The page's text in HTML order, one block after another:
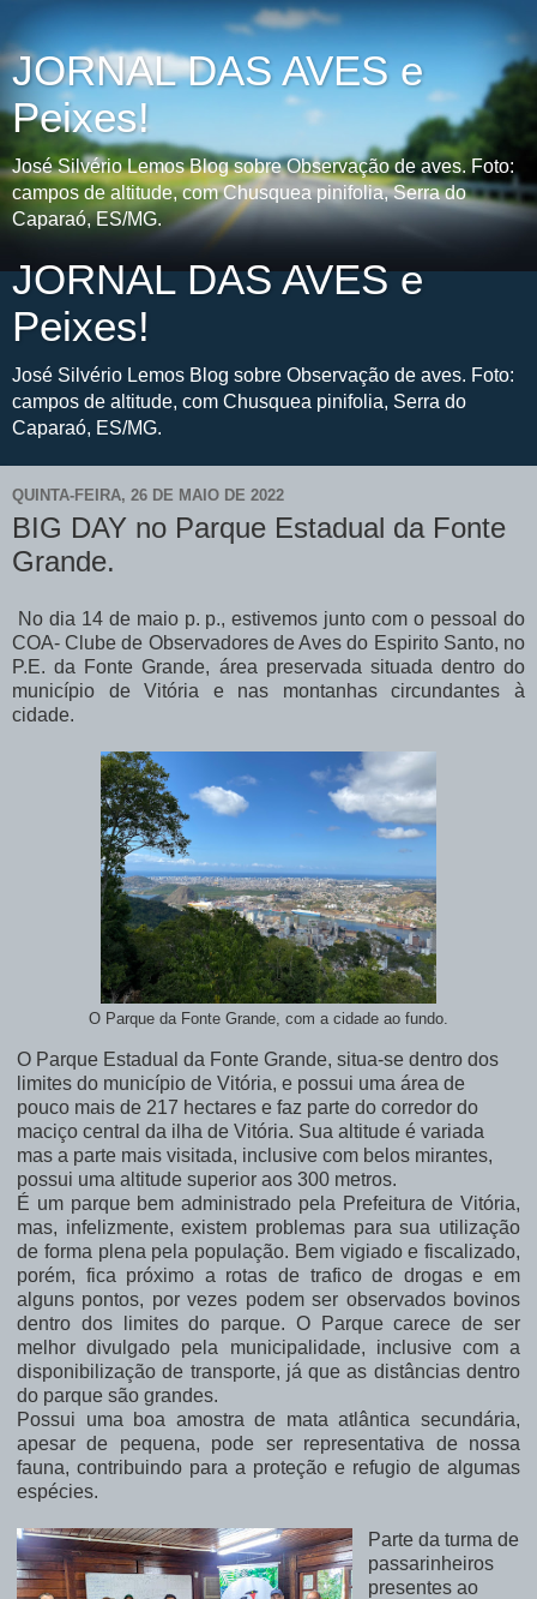
JORNAL DAS AVES e
Peixes!
José Silvério Lemos Blog sobre Observação de aves. Foto:
campos de altitude, com Chusquea pinifolia, Serra do
Caparaó, ES/MG.
JORNAL DAS AVES e
Peixes!
José Silvério Lemos Blog sobre Observação de aves. Foto:
campos de altitude, com Chusquea pinifolia, Serra do
Caparaó, ES/MG.
QUINTA-FEIRA, 26 DE MAIO DE 2022
BIG DAY no Parque Estadual da Fonte
Grande.
No dia 14 de maio p. p., estivemos junto com o pessoal do
COA- Clube de Observadores de Aves do Espirito Santo, no
P.E. da Fonte Grande, área preservada situada dentro do
município de Vitória e nas montanhas circundantes à
cidade.
O Parque da Fonte Grande, com a cidade ao fundo.
O Parque Estadual da Fonte Grande, situa-se dentro dos
limites do município de Vitória, e possui uma área de
pouco mais de 217 hectares e faz parte do corredor do
maciço central da ilha de Vitória. Sua altitude é variada
mas a parte mais visitada, inclusive com belos mirantes,
possui uma altitude superior aos 300 metros.
É um parque bem administrado pela Prefeitura de Vitória,
mas, infelizmente, existem problemas para sua utilização
de forma plena pela população. Bem vigiado e fiscalizado,
porém, fica próximo a rotas de trafico de drogas e em
alguns pontos, por vezes podem ser observados bovinos
dentro dos limites do parque. O Parque carece de ser
melhor divulgado pela municipalidade, inclusive com a
disponibilização de transporte, já que as distâncias dentro
do parque são grandes.
Possui uma boa amostra de mata atlântica secundária,
apesar de pequena, pode ser representativa de nossa
fauna, contribuindo para a proteção e refugio de algumas
espécies.
Parte da turma de
passarinheiros
presentes ao